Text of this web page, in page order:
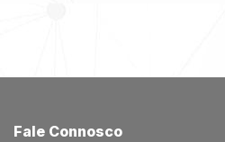
Fale Connosco